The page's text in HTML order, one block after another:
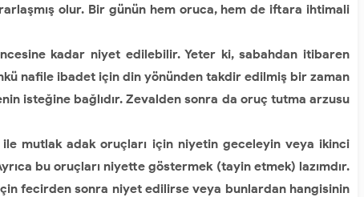
olur. Bir günün hem oruca, hem de iftara ihtimali
kadar niyet edilebilir. Yeter ki, sabahdan itibaren
nafile ibadet için din yönünden takdir edilmiş bir zaman
isteğine bağlıdır. Zevalden sonra da oruç tutma arzusu
mutlak adak oruçları için niyetin geceleyin veya ikinci
bu oruçları niyette göstermek (tayin etmek) lazımdır.
fecirden sonra niyet edilirse veya bunlardan hangisinin